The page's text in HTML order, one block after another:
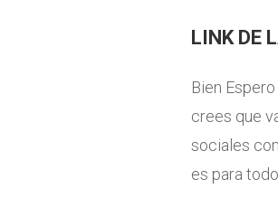
LINK DE
Bien
crees que
sociales
es para